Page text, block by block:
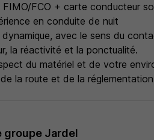
FCO + carte conducteur
en conduite de nuit
avec le sens du
la réactivité et la ponctualité.
du matériel et de votre
la route et de la
groupe Jardel